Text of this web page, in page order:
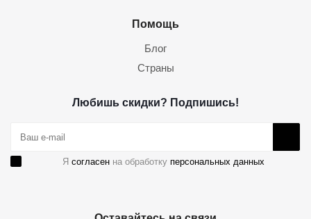
Помощь
Блог
Страны
Любишь скидки? Подпишись!
Я согласен на обработку персональных данных